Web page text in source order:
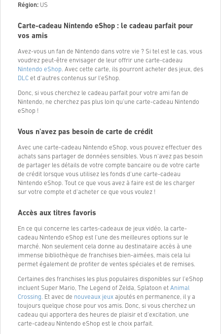
Région: US
Carte-cadeau Nintendo eShop : le cadeau parfait pour
vos amis
Avez-vous un fan de Nintendo dans votre vie ? Si tel est le cas, vous
voudrez peut-être envisager de leur offrir une carte-cadeau
Nintendo eShop. Avec cette carte, ils pourront acheter des jeux, des
DLC et d'autres contenus sur l'eShop.
Donc, si vous cherchez le cadeau parfait pour votre ami fan de
Nintendo, ne cherchez pas plus loin qu'une carte-cadeau Nintendo
eShop !
Vous n'avez pas besoin de carte de crédit
Avec une carte-cadeau Nintendo eShop, vous pouvez effectuer des
achats sans partager de données sensibles. Vous n'avez pas besoin
de partager les détails de votre compte bancaire ou de votre carte
de crédit lorsque vous utilisez les fonds d'une carte-cadeau
Nintendo eShop. Tout ce que vous avez à faire est de les charger
sur votre compte et d'acheter ce que vous voulez !
Accès aux titres favoris
En ce qui concerne les cartes-cadeaux de jeux vidéo, la carte-
cadeau Nintendo eShop est l'une des meilleures options sur le
marché. Non seulement cela donne au destinataire accès à une
immense bibliothèque de franchises bien-aimées, mais cela lui
permet également de profiter de ventes spéciales et de remises.
Certaines des franchises les plus populaires disponibles sur l'eShop
incluent Super Mario, The Legend of Zelda, Splatoon et Animal
Crossing. Et avec de nouveaux jeux ajoutés en permanence, il y a
toujours quelque chose pour vos amis. Donc, si vous cherchez un
cadeau qui apportera des heures de plaisir et d'excitation, une
carte-cadeau Nintendo eShop est le choix parfait.